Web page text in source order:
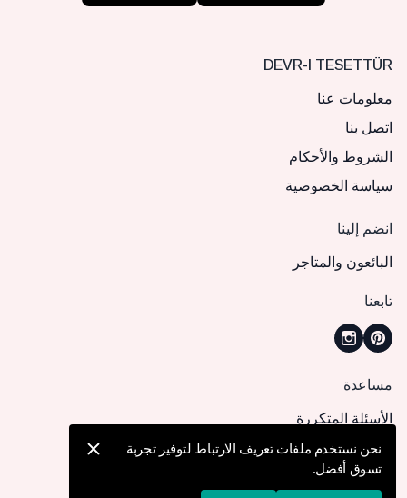
DEVR-I TESETTÜR
معلومات عنا
اتصل بنا
الشروط والأحكام
سياسة الخصوصية
انضم إلينا
البائعون والمتاجر
تابعنا
مساعدة
الأسئلة المتكررة
كيف يمكنني تقديم طلب؟
الشحن والتوصيل
نحن نستخدم ملفات تعريف الارتباط لتوفير تجربة
تسوق أفضل.